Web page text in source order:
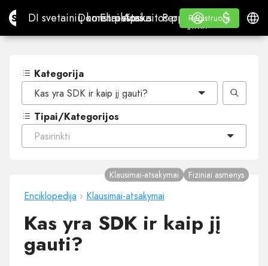
Site.proDI svetainių konstruktorius
DI svetainių konstruktorius
Domenai
DomenaiEl. paštas
El. paštasApskaitos programa
Apskaitos programa
Perpardavėjams
„WHITE LABEL“
Mokymasis
Mokymasis
Registruotis
Registruotis
Prisijungti
$
$
Kategorija
Kas yra SDK ir kaip jį gauti?
Tipai/Kategorijos
Pasirinkti
Enciklopedija › Klausimai-atsakymai
Kas yra SDK ir kaip jį
gauti?
Klausimai-atsakymai Fiziniai asmenys